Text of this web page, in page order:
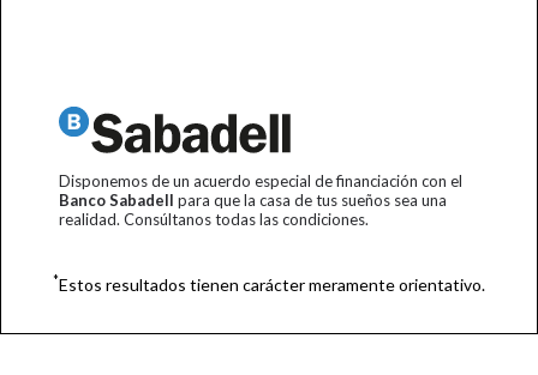
Disponemos de un acuerdo especial de financiación con el
Banco Sabadell para que la casa de tus sueños sea una
realidad. Consúltanos todas las condiciones.
*Estos resultados tienen carácter meramente orientativo.